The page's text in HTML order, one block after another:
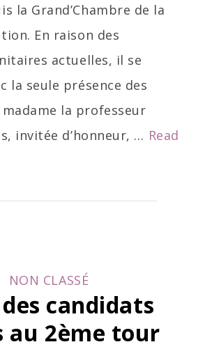
la Grand’Chambre de la
En raison des
actuelles, il se
la seule présence des
la professeur
invitée d’honneur, … Read
CATEGORIES
NON CLASSÉ
candidats
au 2ème tour